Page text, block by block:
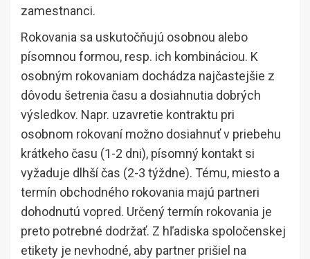
zamestnanci.
Rokovania sa uskutočňujú osobnou alebo
písomnou formou, resp. ich kombináciou. K
osobným rokovaniam dochádza najčastejšie z
dôvodu šetrenia času a dosiahnutia dobrých
výsledkov. Napr. uzavretie kontraktu pri
osobnom rokovaní možno dosiahnuť v priebehu
krátkeho času (1-2 dni), písomný kontakt si
vyžaduje dlhší čas (2-3 týždne). Tému, miesto a
termín obchodného rokovania majú partneri
dohodnutú vopred. Určený termín rokovania je
preto potrebné dodržať. Z hľadiska spoločenskej
etikety je nevhodné, aby partner prišiel na